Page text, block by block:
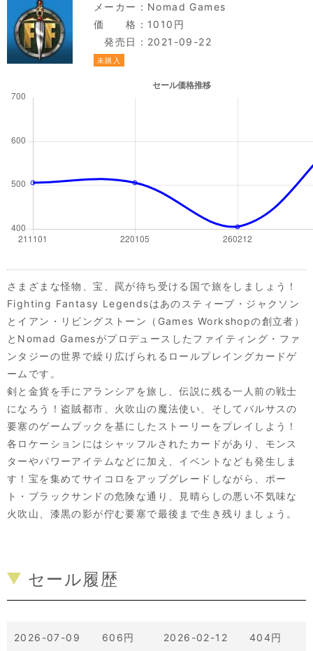
メーカー： Nomad Games
価 格：1010円
発売日：2021-09-22
未購入
さまざまな怪物、宝、罠が待ち受ける国で旅をしましょう！
Fighting Fantasy Legendsはあのスティーブ・ジャクソン
とイアン・リビングストーン（Games Workshopの創立者）
とNomad Gamesがプロデュースしたファイティング・ファ
ンタジーの世界で繰り広げられるロールプレイングカードゲ
ームです。
剣と金貨を手にアランシアを旅し、伝説に残る一人前の戦士
になろう！盗賊都市、火吹山の魔法使い、そしてバルサスの
要塞のゲームブックを基にしたストーリーをプレイしよう！
各ロケーションにはシャッフルされたカードがあり、モンス
ターやパワーアイテムなどに加え、イベントなども発生しま
す！宝を集めてサイコロをアップグレードしながら、ポー
ト・ブラックサンドの危険な通り、見晴らしの悪い不気味な
火吹山、漆黒の影が佇む要塞で最後まで生き残りましょう。
セール履歴
2026-07-09 606円 2026-02-12 404円